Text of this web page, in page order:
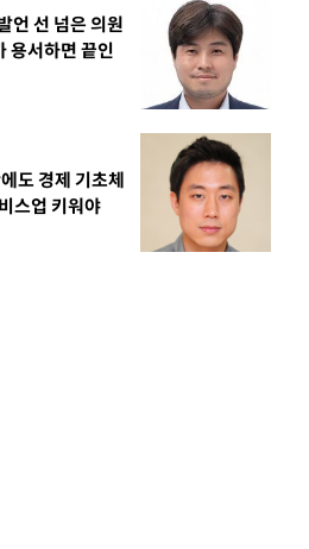
지까지…세제 이은 '영끌'폭염 속 주말 풍
언 선 넘은 의원
용서하면 끝인
도 경제 기초체
스업 키워야